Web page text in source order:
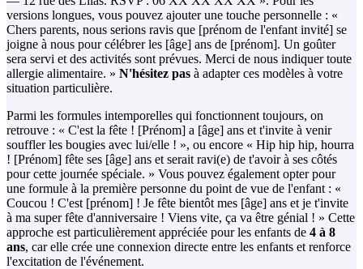
versions longues, vous pouvez ajouter une touche personnelle : «
Chers parents, nous serions ravis que [prénom de l'enfant invité] se
joigne à nous pour célébrer les [âge] ans de [prénom]. Un goûter
sera servi et des activités sont prévues. Merci de nous indiquer toute
allergie alimentaire. » N'hésitez pas à adapter ces modèles à votre
situation particulière.
Parmi les formules intemporelles qui fonctionnent toujours, on
retrouve : « C'est la fête ! [Prénom] a [âge] ans et t'invite à venir
souffler les bougies avec lui/elle ! », ou encore « Hip hip hip, hourra
! [Prénom] fête ses [âge] ans et serait ravi(e) de t'avoir à ses côtés
pour cette journée spéciale. » Vous pouvez également opter pour
une formule à la première personne du point de vue de l'enfant : «
Coucou ! C'est [prénom] ! Je fête bientôt mes [âge] ans et je t'invite
à ma super fête d'anniversaire ! Viens vite, ça va être génial ! » Cette
approche est particulièrement appréciée pour les enfants de 4 à 8
ans, car elle crée une connexion directe entre les enfants et renforce
l'excitation de l'événement.